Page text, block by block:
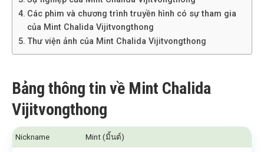
Các phim và chương trình truyền hình có sự tham gia
của Mint Chalida Vijitvongthong
Thư viện ảnh của Mint Chalida Vijitvongthong
Bảng thông tin về Mint Chalida
Vijitvongthong
Nickname Mint (มิ้นต์)